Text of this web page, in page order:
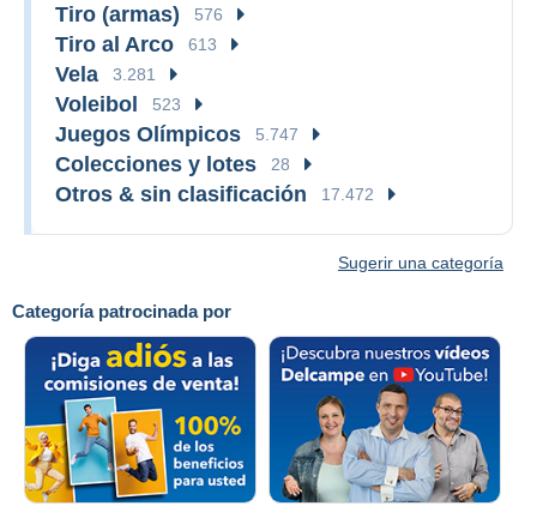
Categoría patrocinada por
Tiro (armas) 576
Tiro al Arco 613
Vela 3.281
Voleibol 523
Juegos Olímpicos 5.747
Colecciones y lotes 28
Otros & sin clasificación 17.472
Sugerir una categoría